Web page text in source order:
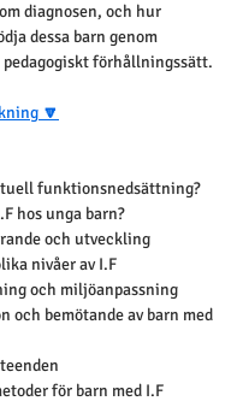
diagnosen, och hur
dessa barn genom
pedagogiskt förhållningssätt.
🔽
funktionsnedsättning?
hos unga barn?
och utveckling
nivåer av I.F
och miljöanpassning
och bemötande av barn med
för barn med I.F